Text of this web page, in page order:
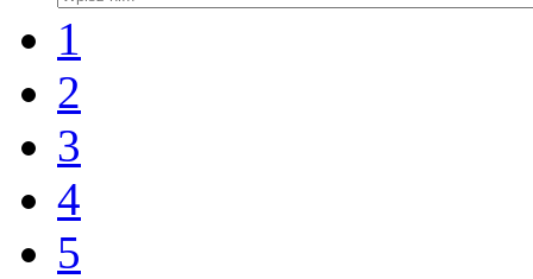
1
2
3
4
5